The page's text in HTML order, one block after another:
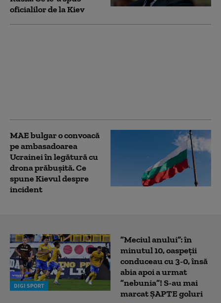
oficialilor de la Kiev
MAE bulgar o convoacă
pe ambasadoarea
Ucrainei în legătură cu
drona prăbuşită. Ce
spune Kievul despre
incident
DIGI SPORT
”Meciul anului”: în
minutul 10, oaspeții
conduceau cu 3-0, însă
abia apoi a urmat
”nebunia”! S-au mai
marcat ȘAPTE goluri